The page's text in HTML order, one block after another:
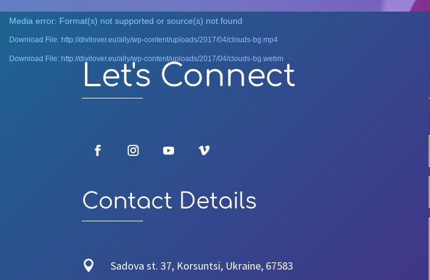
Video
Player
Media error: Format(s) not supported or source(s) not found
Download File: http://divilover.eu/ally/wp-content/uploads/2017/04/clouds-bg.mp4
Download File: http://divilover.eu/ally/wp-content/uploads/2017/04/clouds-bg.webm
Let's Connect
Contact Details
 Sadova st. 37, Korsuntsi, Ukraine, 67583